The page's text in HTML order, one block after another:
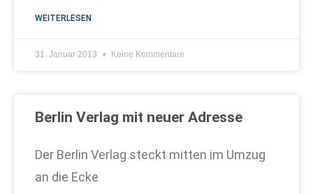
WEITERLESEN
31. Januar 2013 Keine Kommentare
Berlin Verlag mit neuer Adresse
Der Berlin Verlag steckt mitten im Umzug
an die Ecke